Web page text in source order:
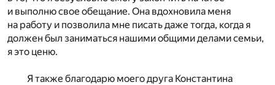
и выполню свое обещание. Она вдохновила меня
на работу и позволила мне писать даже тогда, когда я
должен был заниматься нашими общими делами семьи,
я это ценю.
Я также благодарю моего друга Константина